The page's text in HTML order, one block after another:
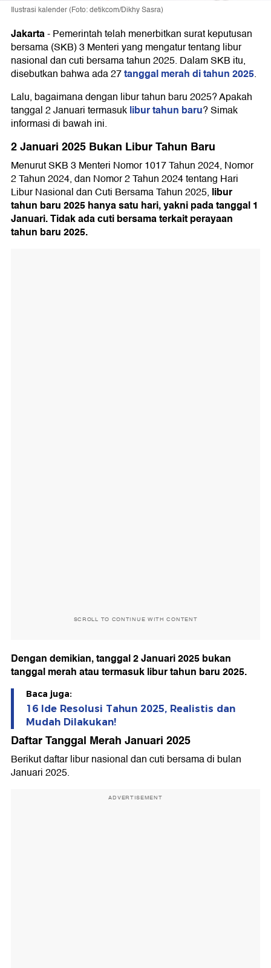
Ilustrasi kalender (Foto: detikcom/Dikhy Sasra)
Jakarta-Pemerintah telah menerbitkan surat keputusan
bersama (SKB) 3 Menteri yang mengatur tentang libur
nasional dan cuti bersama tahun 2025. Dalam SKB itu,
disebutkan bahwa ada 27tanggal merah di tahun 2025.
Lalu, bagaimana dengan libur tahun baru 2025? Apakah
tanggal 2 Januari termasuklibur tahun baru? Simak
informasi di bawah ini.
2 Januari 2025 Bukan Libur Tahun Baru
Menurut SKB 3 Menteri Nomor 1017 Tahun 2024, Nomor
2 Tahun 2024, dan Nomor 2 Tahun 2024 tentang Hari
Libur Nasional dan Cuti Bersama Tahun 2025, libur
tahun baru 2025 hanya satu hari, yakni pada tanggal 1
Januari. Tidak ada cuti bersama terkait perayaan
tahun baru 2025.
SCROLL TO CONTINUE WITH CONTENT
Dengan demikian, tanggal 2 Januari 2025 bukan
tanggal merah atau termasuk libur tahun baru 2025.
Baca juga:
16 Ide Resolusi Tahun 2025, Realistis dan
Mudah Dilakukan!
Daftar Tanggal Merah Januari 2025
Berikut daftar libur nasional dan cuti bersama di bulan
Januari 2025.
ADVERTISEMENT